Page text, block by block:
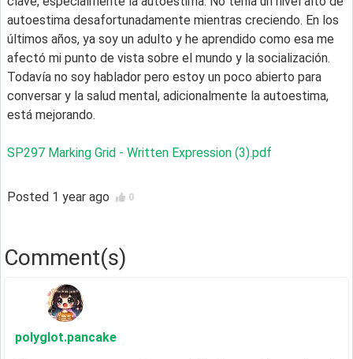
autoestima desafortunadamente mientras creciendo. En los
últimos años, ya soy un adulto y he aprendido como esa me
afectó mi punto de vista sobre el mundo y la socialización.
Todavía no soy hablador pero estoy un poco abierto para
conversar y la salud mental, adicionalmente la autoestima,
está mejorando.
SP297 Marking Grid - Written Expression (3).pdf
Posted 1 year ago 0
Comment(s)
polyglot.pancake